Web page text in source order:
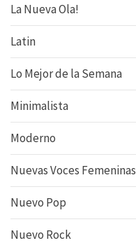
La Nueva Ola!
Latin
Lo Mejor de la Semana
Minimalista
Moderno
Nuevas Voces Femeninas
Nuevo Pop
Nuevo Rock